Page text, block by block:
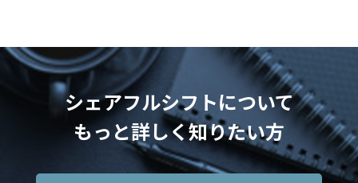
シェアフルシフトについて
もっと詳しく知りたい方